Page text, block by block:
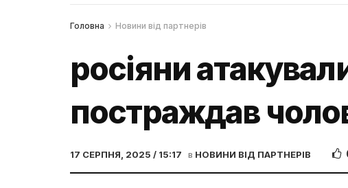
Головна Новини від партнерів
росіяни
постраждав
17 СЕРПНЯ, 2025 / 15:17 в НОВИНИ ВІД ПАРТНЕРІВ